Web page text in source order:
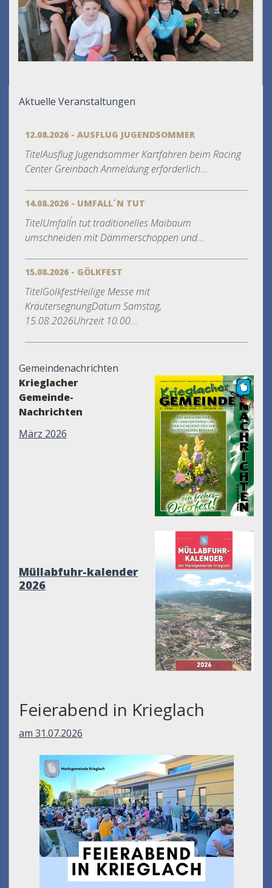
Aktuelle Veranstaltungen
12.08.2026 - AUSFLUG JUGENDSOMMER
TitelAusflug Jugendsommer Kartfahren beim Racing
Center Greinbach Anmeldung erforderlich...
14.08.2026 - UMFALL´N TUT
TitelUmfall´n tut traditionelles Maibaum
umschneiden mit Dämmerschoppen und...
15.08.2026 - GÖLKFEST
TitelGölkfestHeilige Messe mit
KräutersegnungDatum Samstag,
15.08.2026Uhrzeit 10.00...
Gemeindenachrichten
Krieglacher
Gemeinde-
Nachrichten
März 2026
Müllabfuhr-kalender
2026
Feierabend in Krieglach
am 31.07.2026